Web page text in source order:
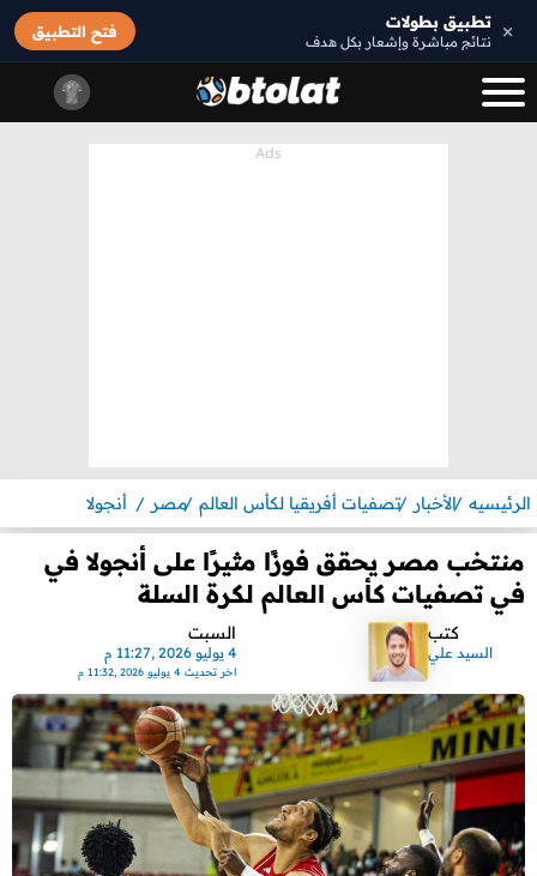
× تطبيق بطولات
نتائج مباشرة وإشعار بكل هدف
فتح التطبيق
الرئيسيه الأخبار تصفيات أفريقيا لكأس العالم مصر أنجولا
منتخب مصر يحقق فوزًا مثيرًا على أنجولا في
في تصفيات كأس العالم لكرة السلة
كتب
السيد علي
السبت
4 يوليو 2026 ,11:27 م
اخر تحديث4 يوليو 2026 ,11:32 م